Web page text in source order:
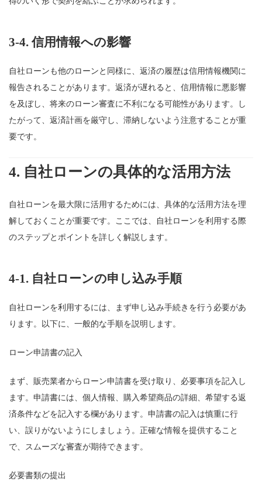
3-4.信用情報への影響
自社ローンも他のローンと同様に、返済の履歴は信用情報機関に
報告されることがあります。返済が遅れると、信用情報に悪影響
を及ぼし、将来のローン審査に不利になる可能性があります。し
たがって、返済計画を厳守し、滞納しないよう注意することが重
要です。
4. 自社ローンの具体的な活用方法
自社ローンを最大限に活用するためには、具体的な活用方法を理
解しておくことが重要です。ここでは、自社ローンを利用する際
のステップとポイントを詳しく解説します。
4-1. 自社ローンの申し込み手順
自社ローンを利用するには、まず申し込み手続きを行う必要があ
ります。以下に、一般的な手順を説明します。
ローン申請書の記入
まず、販売業者からローン申請書を受け取り、必要事項を記入し
ます。申請書には、個人情報、購入希望商品の詳細、希望する返
済条件などを記入する欄があります。申請書の記入は慎重に行
い、誤りがないようにしましょう。正確な情報を提供すること
で、スムーズな審査が期待できます。
必要書類の提出